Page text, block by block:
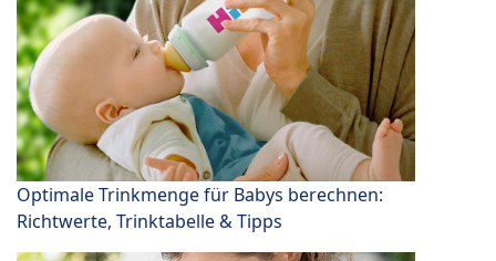
Optimale Trinkmenge für Babys berechnen:
Richtwerte, Trinktabelle & Tipps